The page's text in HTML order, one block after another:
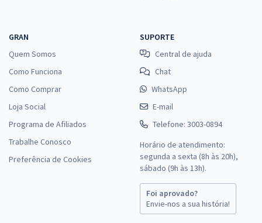
GRAN
Quem Somos
Como Funciona
Como Comprar
Loja Social
Programa de Afiliados
Trabalhe Conosco
Preferência de Cookies
SUPORTE
Central de ajuda
Chat
WhatsApp
E-mail
Telefone: 3003-0894
Horário de atendimento:
segunda a sexta (8h às 20h),
sábado (9h às 13h).
Foi aprovado?
Envie-nos a sua história!